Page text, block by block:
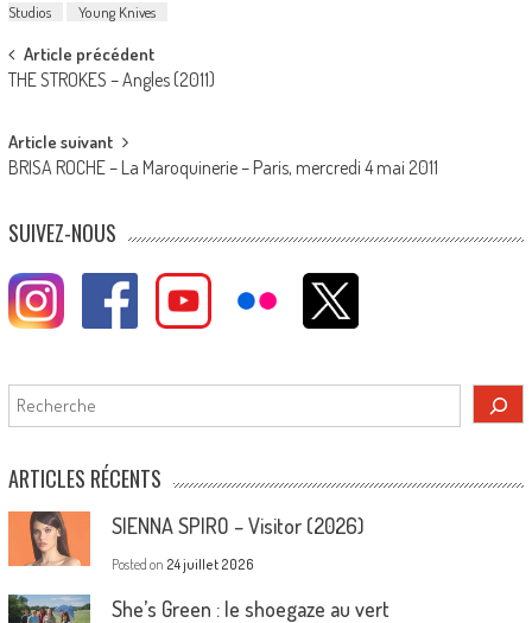
Studios
Young Knives
Post
navigation
Article précédent
THE STROKES – Angles (2011)
Article suivant
BRISA ROCHE – La Maroquinerie – Paris, mercredi 4 mai 2011
SUIVEZ-NOUS
Rechercher
ARTICLES RÉCENTS
SIENNA SPIRO – Visitor (2026)
Posted on 24 juillet 2026
She’s Green : le shoegaze au vert